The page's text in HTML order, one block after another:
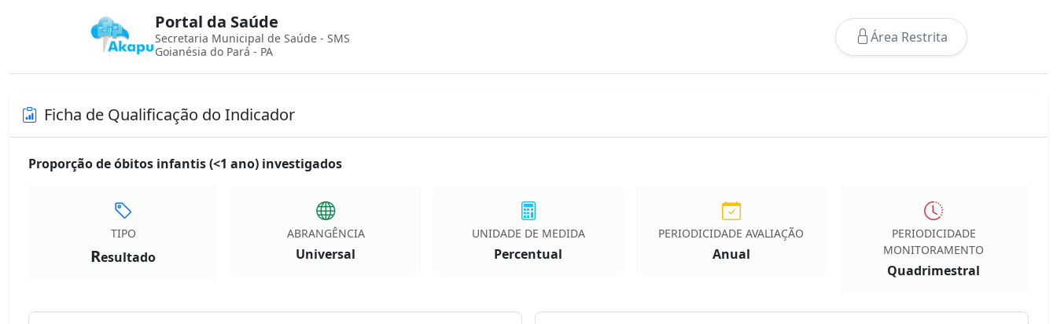
Portal da Saúde
Secretaria Municipal de Saúde - SMS
Goianésia do Pará - PA
Área Restrita
Ficha de Qualificação do Indicador
Proporção de óbitos infantis (<1 ano) investigados
TIPO
Resultado
ABRANGÊNCIA
Universal
UNIDADE DE MEDIDA
Percentual
PERIODICIDADE AVALIAÇÃO
Anual
PERIODICIDADE
MONITORAMENTO
Quadrimestral